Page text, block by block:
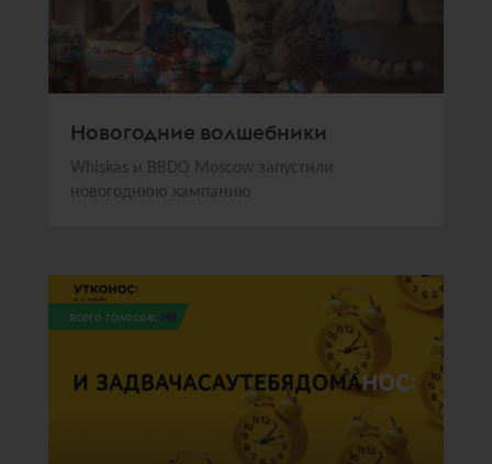
Новогодние волшебники
Whiskas и BBDO Moscow запустили
новогоднюю кампанию
всего голосов: 142